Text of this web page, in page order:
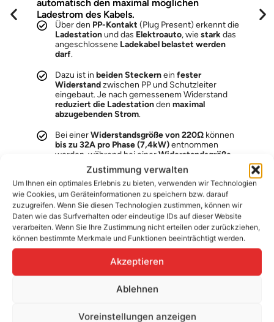
Zustimmung verwalten
Um Ihnen ein optimales Erlebnis zu bieten, verwenden wir Technologien
wie Cookies, um Geräteinformationen zu speichern bzw. darauf
zuzugreifen. Wenn Sie diesen Technologien zustimmen, können wir
Daten wie das Surfverhalten oder eindeutige IDs auf dieser Website
verarbeiten. Wenn Sie Ihre Zustimmung nicht erteilen oder zurückziehen,
können bestimmte Merkmale und Funktionen beeinträchtigt werden.
Akzeptieren
Ablehnen
Voreinstellungen anzeigen
Robustes und funktionales Design
Ladekabelaufbau für Ladeleistungen von 7,4 kW, 11
automatisch den maximal möglichen
Ladestrom des Kabels.
Über den PP-Kontakt (Plug Present) erkennt die
Ladestationund das Elektroauto, wiestarkdas
angeschlossene Ladekabel belastet werden
darf.
Dazu ist inbeiden Steckerneinfester
Widerstandzwischen PP und Schutzleiter
eingebaut. Je nach gemessenem Widerstand
reduziert die Ladestationdenmaximal
abzugebenden Strom.
Bei einerWiderstandsgröße von 220Ω können
bis zu 32A pro Phase (7,4kW)entnommen
werden, während bei einerWiderstandsgröße
von 680Ω
bis zu
20A pro Phase (4,6kW)
zulässig sind.Das Fahrzeugdarf folglich
mehr Strom entnehmen, als dasLadekabel
technisch zulässt.